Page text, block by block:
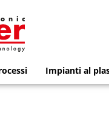
Impianti al